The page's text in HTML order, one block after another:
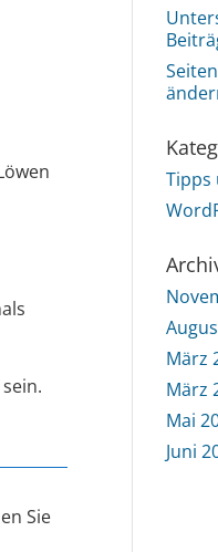
Sie
Tipps
März
März
Mai
Juni